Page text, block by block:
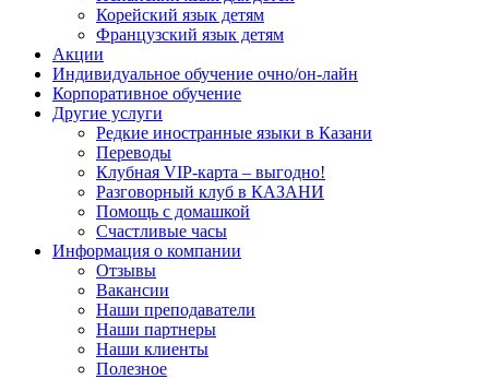
Корейский язык детям
Французский язык детям
Акции
Индивидуальное обучение очно/он-лайн
Корпоративное обучение
Другие услуги
Редкие иностранные языки в Казани
Переводы
Клубная VIP-карта – выгодно!
Разговорный клуб в КАЗАНИ
Помощь с домашкой
Счастливые часы
Информация о компании
Отзывы
Вакансии
Наши преподаватели
Наши партнеры
Наши клиенты
Полезное